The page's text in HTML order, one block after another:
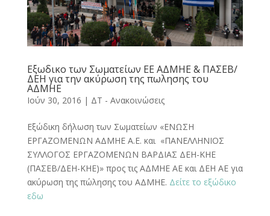
Εξωδικο των Σωματείων ΕΕ ΑΔΜΗΕ & ΠΑΣΕΒ/
ΔΕΗ για την ακύρωση της πωλησης του
ΑΔΜΗΕ
Ιούν 30, 2016 | ΔΤ - Ανακοινώσεις
Εξώδικη δήλωση των Σωματείων «ΕΝΩΣΗ
ΕΡΓΑΖΟΜΕΝΩΝ ΑΔΜΗΕ Α.Ε. και «ΠΑΝΕΛΛΗΝΙΟΣ
ΣΥΛΛΟΓΟΣ ΕΡΓΑΖΟΜΕΝΩΝ ΒΑΡΔΙΑΣ ΔΕΗ-ΚΗΕ
(ΠΑΣΕΒ/ΔΕΗ-ΚΗΕ)» προς τις ΑΔΜΗΕ ΑΕ και ΔΕΗ ΑΕ για
ακύρωση της πώλησης του ΑΔΜΗΕ. Δείτε το εξώδικο
εδω